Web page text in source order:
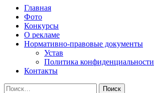
Народная трибуна
Калининская районная газета
Главная
Фото
Конкурсы
О рекламе
Нормативно-правовые документы
Устав
Политика конфиденциальности
Контакты
Найти: